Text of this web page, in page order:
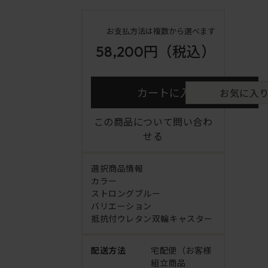
お支払方法は複数から選べます
58,200円 （税込）
カートに入れる お気に入
この商品について問い合わ
せる
選択商品情報
カラー
ストロングブルー
バリエーション
抵抗付ウレタン双輪キャスター
配送方法
宅配便（お客様
組立商品